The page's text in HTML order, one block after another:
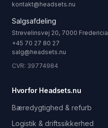
kontakt@headsets.nu
Salgsafdeling
Strevelinsvej 20, 7000 Fredericia
+45 70 27 80 27
salg@headsets.nu
CVR: 39774984
Hvorfor Headsets.nu
Bæredygtighed & refurb
Logistik & driftssikkerhed